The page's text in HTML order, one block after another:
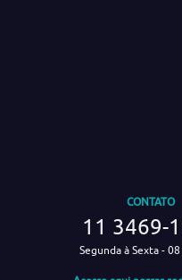
CONTATO
11 3469-
Segunda à Sexta -